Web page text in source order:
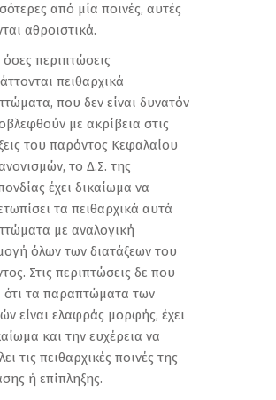
από μία ποινές, αυτές
αθροιστικά.
όσες περιπτώσεις
πειθαρχικά
που δεν είναι δυνατόν
με ακρίβεια στις
του παρόντος Κεφαλαίου
το Δ.Σ. της
έχει δικαίωμα να
τα πειθαρχικά αυτά
με αναλογική
όλων των διατάξεων του
Στις περιπτώσεις δε που
ότι τα παραπτώματα των
είναι ελαφράς μορφής, έχει
και την ευχέρεια να
τις πειθαρχικές ποινές της
ή επίπληξης.